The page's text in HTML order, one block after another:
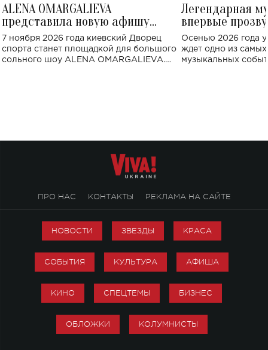
ALENA OMARGALIEVA
представила новую афишу
большого концерта во Дворце
спорта
7 ноября 2026 года киевский Дворец
спорта станет площадкой для большого
сольного шоу ALENA OMARGALIEVA.
Легендарная
впервые
Украине: где
Осенью 2026 года
ждет одно из
музыкальных
ПРО НАС КОНТАКТЫ РЕКЛАМА НА САЙТЕ
НОВОСТИ ЗВЕЗДЫ КРАСА
СОБЫТИЯ КУЛЬТУРА АФИША
КИНО СПЕЦТЕМЫ БИЗНЕС
ОБЛОЖКИ КОЛУМНИСТЫ